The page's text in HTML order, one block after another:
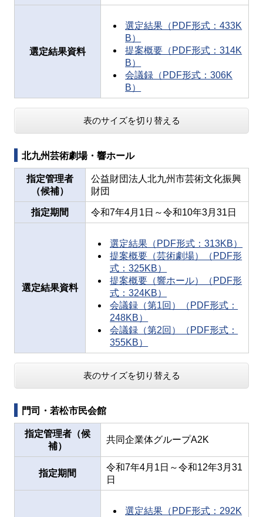
選定結果資料
選定結果（PDF形式：433K
B）
提案概要（PDF形式：314K
B）
会議録（PDF形式：306K
B）
表のサイズを切り替える
北九州芸術劇場・響ホール
指定管理者
（候補）
公益財団法人北九州市芸術文化振興
財団
指定期間 令和7年4月1日～令和10年3月31日
選定結果資料
選定結果（PDF形式：313KB）
提案概要（芸術劇場）（PDF形
式：325KB）
提案概要（響ホール）（PDF形
式：324KB）
会議録（第1回）（PDF形式：
248KB）
会議録（第2回）（PDF形式：
355KB）
表のサイズを切り替える
門司・若松市民会館
指定管理者（候
補）
共同企業体グループA2K
指定期間
令和7年4月1日～令和12年3月31
日
選定結果（PDF形式：292K